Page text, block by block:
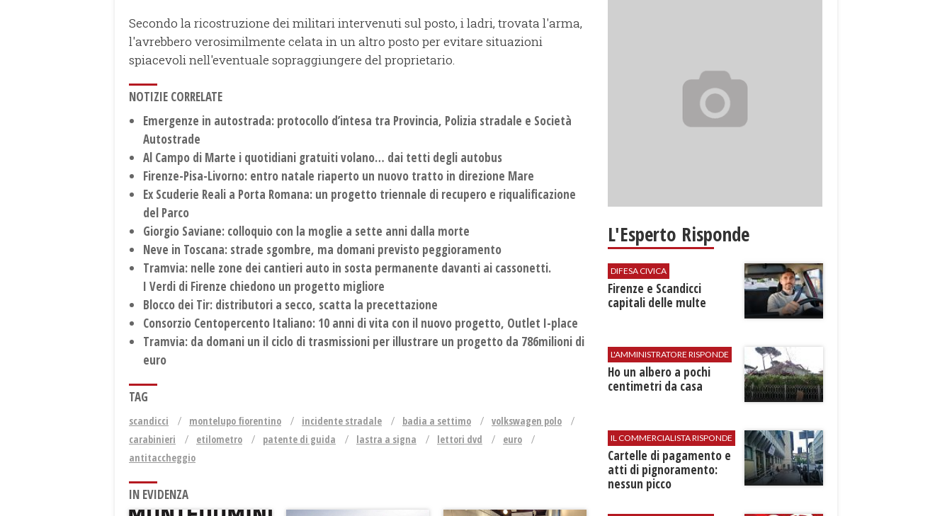
Secondo la ricostruzione dei militari intervenuti sul posto, i ladri, trovata l'arma,
l'avrebbero verosimilmente celata in un altro posto per evitare situazioni
spiacevoli nell'eventuale sopraggiungere del proprietario.
NOTIZIE CORRELATE
Emergenze in autostrada: protocollo d’intesa tra Provincia, Polizia stradale e Società
Autostrade
Al Campo di Marte i quotidiani gratuiti volano… dai tetti degli autobus
Firenze-Pisa-Livorno: entro natale riaperto un nuovo tratto in direzione Mare
Ex Scuderie Reali a Porta Romana: un progetto triennale di recupero e riqualificazione
del Parco
Giorgio Saviane: colloquio con la moglie a sette anni dalla morte
Neve in Toscana: strade sgombre, ma domani previsto peggioramento
Tramvia: nelle zone dei cantieri auto in sosta permanente davanti ai cassonetti.
I Verdi di Firenze chiedono un progetto migliore
Blocco dei Tir: distributori a secco, scatta la precettazione
Consorzio Centopercento Italiano: 10 anni di vita con il nuovo progetto, Outlet I-place
Tramvia: da domani un il ciclo di trasmissioni per illustrare un progetto da 786milioni di
euro
TAG
scandicci montelupo fiorentino incidente stradale badia a settimo
volkswagen polo
carabinieri
etilometro patente di guida lastra a signa lettori dvd
euro
antitaccheggio
IN EVIDENZA
L'Esperto Risponde
DIFESA CIVICA
Firenze e Scandicci
capitali delle multe
L'AMMINISTRATORE RISPONDE
Ho un albero a pochi
centimetri da casa
IL COMMERCIALISTA RISPONDE
Cartelle di pagamento e
atti di pignoramento:
nessun picco